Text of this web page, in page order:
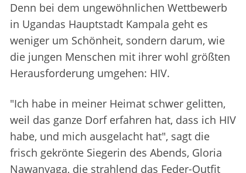
Denn bei dem ungewöhnlichen Wettbewerb
in Ugandas Hauptstadt Kampala geht es
weniger um Schönheit, sondern darum, wie
die jungen Menschen mit ihrer wohl größten
Herausforderung umgehen: HIV.
"Ich habe in meiner Heimat schwer gelitten,
weil das ganze Dorf erfahren hat, dass ich HIV
habe, und mich ausgelacht hat", sagt die
frisch gekrönte Siegerin des Abends, Gloria
Nawanyaga, die strahlend das Feder-Outfit